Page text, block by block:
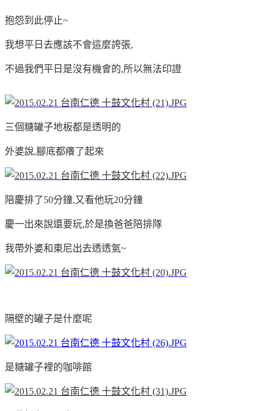
抱怨到此停止~
我想平日去應該不會這麼誇張,
不過我們平日是沒有機會的,所以無法印證
三個糖罐子地板都是透明的
外婆說,腳底都癢了起來
陪慶排了50分鐘,又看他玩20分鐘
慶一出來說還要玩,於是換爸爸陪排隊
我帶外婆和東尼出去透透氣~
隔壁的罐子是什麼呢
是糖罐子裡的咖啡館